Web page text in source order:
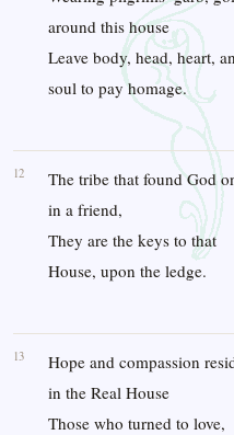
around this house
Leave body, head, heart,
soul to pay homage.
12
The tribe that found God
in a friend,
They are the keys to that
House, upon the ledge.
13
Hope and compassion
in the Real House
Those who turned to love,